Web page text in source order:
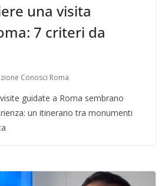
una visita
7 criteri da
Conosci Roma
guidate a Roma sembrano
un itinerario tra monumenti